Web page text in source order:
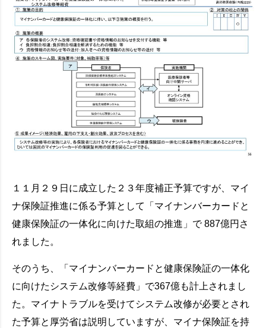
１１月２９日に成立した２３年度補正予算ですが、マイ
ナ保険証推進に係る予算として「マイナンバーカードと
健康保険証の一体化に向けた取組の推進」で 887億円さ
れました。
そのうち、「マイナンバーカードと健康保険証の一体化
に向けたシステム改修等経費」で367億も計上されまし
た。マイナトラブルを受けてシステム改修が必要とされ
た予算と厚労省は説明していますが、マイナ保険証を持